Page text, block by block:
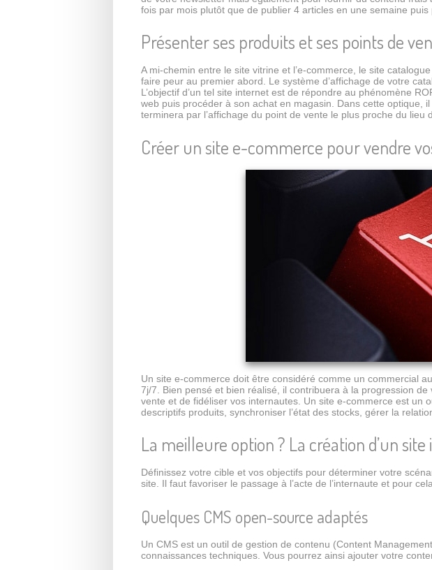
fois par mois plutôt que de publier 4 articles en une semaine puis
Présenter ses produits et ses points de
A mi-chemin entre le site vitrine et l’e-commerce, le site
faire peur au premier abord. Le système d’affichage de votre
L’objectif d’un tel site internet est de répondre au phénomène
web puis procéder à son achat en magasin. Dans cette optique,
terminera par l’affichage du point de vente le plus proche du lieu
Créer un site e-commerce pour vendre
Un site e-commerce doit être considéré comme un commercial
7j/7. Bien pensé et bien réalisé, il contribuera à la progression
vente et de fidéliser vos internautes. Un site e-commerce est un
descriptifs produits, synchroniser l’état des stocks, gérer la
La meilleure option ? La création d’un
Définissez votre cible et vos objectifs pour déterminer votre
site. Il faut favoriser le passage à l’acte de l’internaute et pour
Quelques CMS open-source adaptés
Un CMS est un outil de gestion de contenu (Content
connaissances techniques. Vous pourrez ainsi ajouter votre